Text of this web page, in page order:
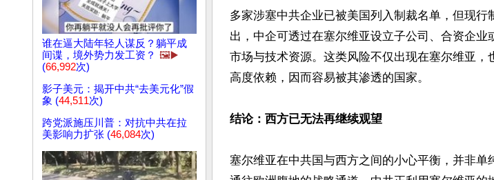
谁在逼大陆年轻人谋反？躺平成
间谍，境外势力发工资？ 🖼️▶️
(66,992次)
影子美元：揭开中共“去美元化”假
象 (44,511次)
跨党派施压川普：对抗中共在拉
美影响力扩张 (46,084次)
多家涉塞中共企业已被美国列入制裁名单，但现
出，中企可透过在塞尔维亚设立子公司、合资企
市场与技术资源。这类风险不仅出现在塞尔维亚
高度依赖，因而容易被其渗透的国家。
结论：西方已无法再继续观望
塞尔维亚在中共国与西方之间的小心平衡，并非